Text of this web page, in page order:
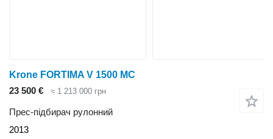
Krone FORTIMA V 1500 MC
23 500 €
≈ 1 213 000 грн
Прес-підбирач рулонний
2013